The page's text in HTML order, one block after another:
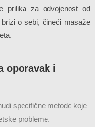
prilika za odvojenost od
o sebi, čineći masaže
oporavak i
specifične metode koje
probleme.